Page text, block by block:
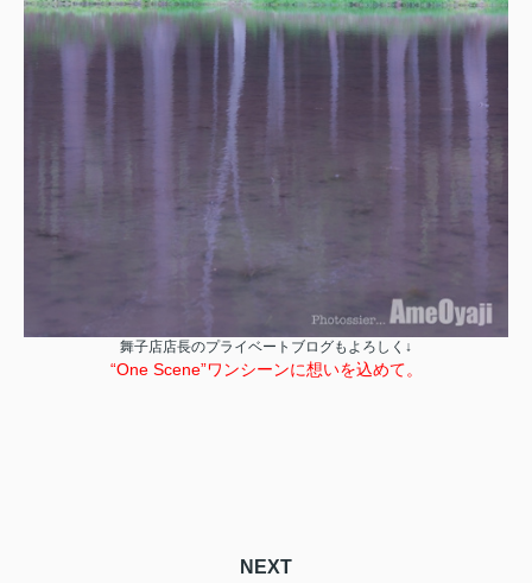
舞子店店長のプライベートブログもよろしく↓
“One Scene”ワンシーンに想いを込めて。
NEXT